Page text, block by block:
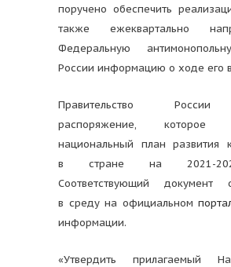
поручено обеспечить
также ежеквартально
Федеральную
России информацию о ходе его
Правительство
распоряжение, которое
национальный план развития
в стране на 2021-
Соответствующий документ
в среду на официальном
информации.
«Утвердить прилагаемый